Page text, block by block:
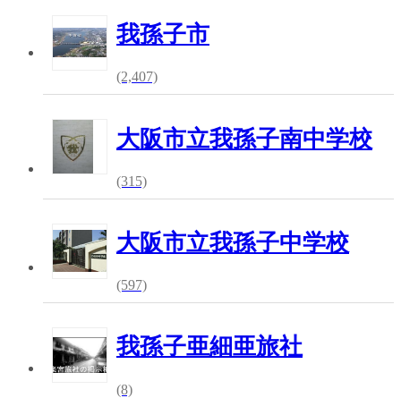
我孫子市
(2,407)
大阪市立我孫子南中学校
(315)
大阪市立我孫子中学校
(597)
我孫子亜細亜旅社
(8)